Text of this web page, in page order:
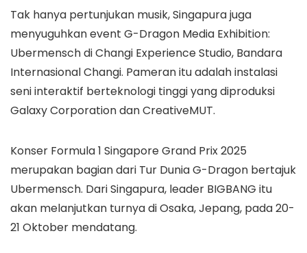
Tak hanya pertunjukan musik, Singapura juga
menyuguhkan event G-Dragon Media Exhibition:
Ubermensch di Changi Experience Studio, Bandara
Internasional Changi. Pameran itu adalah instalasi
seni interaktif berteknologi tinggi yang diproduksi
Galaxy Corporation dan CreativeMUT.
Konser Formula 1 Singapore Grand Prix 2025
merupakan bagian dari Tur Dunia G-Dragon bertajuk
Ubermensch. Dari Singapura, leader BIGBANG itu
akan melanjutkan turnya di Osaka, Jepang, pada 20-
21 Oktober mendatang.